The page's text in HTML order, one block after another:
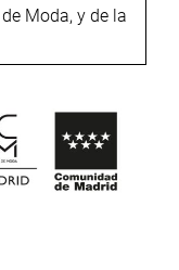
Moda, y de la